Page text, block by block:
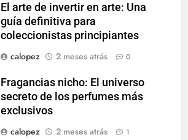
El arte de invertir en arte: Una
guía definitiva para
coleccionistas principiantes
calopez
2 meses atrás 0
Fragancias nicho: El universo
secreto de los perfumes más
exclusivos
calopez
2 meses atrás 1